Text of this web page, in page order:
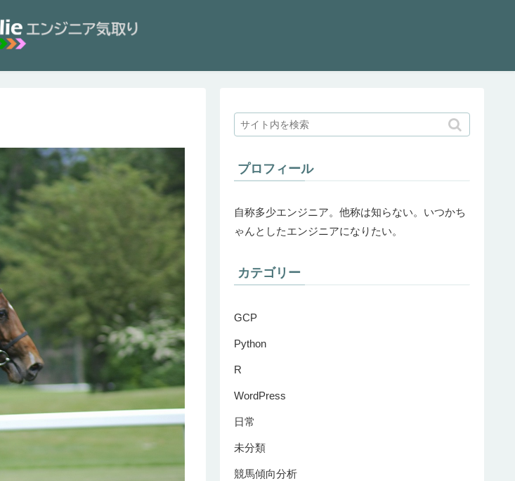
プロフィール
自称多少エンジニア。他称は知らない。いつかち
ゃんとしたエンジニアになりたい。
カテゴリー
GCP
Python
R
WordPress
日常
未分類
競馬傾向分析